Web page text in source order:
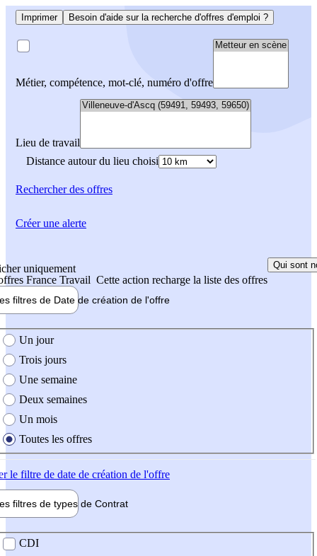
Imprimer Besoin d'aide sur la recherche d'offres d'emploi ?
Métier, compétence, mot-clé, numéro d'offre
Lieu de travail
Distance autour du lieu choisi
Rechercherdes offres
uniquement
France Travail Cette action recharge la liste des offres
Qui sont
filtres de Date de création de l'offre
création de l'offre
Un jour
Trois jours
Une semaine
Deux semaines
Un mois
Toutes les offres
le filtre de date de création de l'offre
filtres de types de Contrat
contrat
CDI
Créer une alerte